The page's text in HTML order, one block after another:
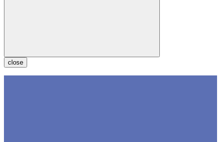
close